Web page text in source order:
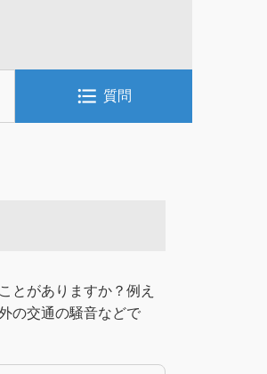
format_list_bulleted 質問
とがありますか？例え
の交通の騒音などで